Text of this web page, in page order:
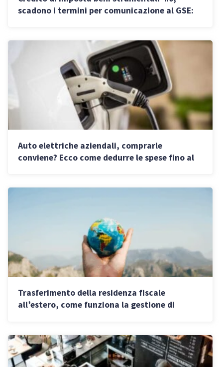
scadono i termini per comunicazione al GSE:
Auto elettriche aziendali, comprarle
conviene? Ecco come dedurre le spese fino al
Trasferimento della residenza fiscale
all’estero, come funziona la gestione di